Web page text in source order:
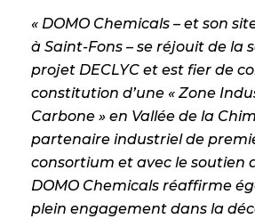
« DOMO Chemicals – et son
à Saint-Fons – se réjouit de la
projet DECLYC et est fier de
constitution d’une « Zone
Carbone » en Vallée de la
partenaire industriel de
consortium et avec le soutien
DOMO Chemicals réaffirme
plein engagement dans la